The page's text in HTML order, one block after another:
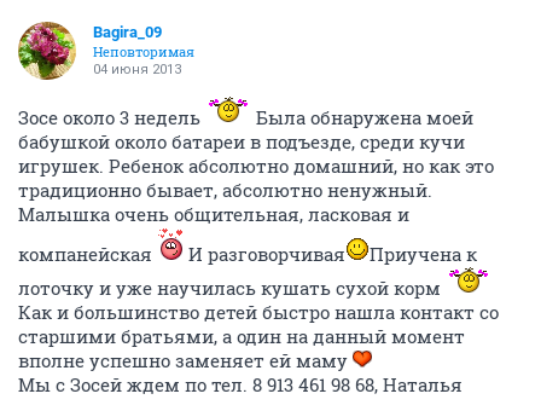
Bagira_09
Неповторимая
04 июня 2013
Зосе около 3 недель
Была обнаружена моей
бабушкой около батареи в подъезде, среди кучи
игрушек. Ребенок абсолютно домашний, но как это
традиционно бывает, абсолютно ненужный.
Малышка очень общительная, ласковая и
компанейская
И разговорчивая
Приучена к
лоточку и уже научилась кушать сухой корм
Как и большинство детей быстро нашла контакт со
старшими братьями, а один на данный момент
вполне успешно заменяет ей маму
Мы с Зосей ждем по тел. 8 913 461 98 68, Наталья